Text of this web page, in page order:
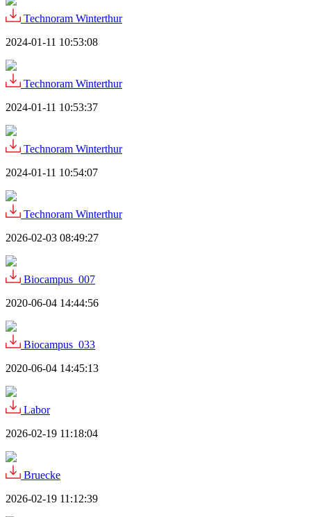
Technoram Winterthur
2024-01-11 10:53:08
Technoram Winterthur
2024-01-11 10:53:37
Technoram Winterthur
2024-01-11 10:54:07
Technoram Winterthur
2026-02-03 08:49:27
Biocampus_007
2020-06-04 14:44:56
Biocampus_033
2020-06-04 14:45:13
Labor
2026-02-19 11:18:04
Bruecke
2026-02-19 11:12:39